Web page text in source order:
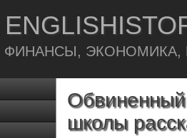
ФИНАНСЫ, ЭКОНОМИКА,
Обвиненный
школы